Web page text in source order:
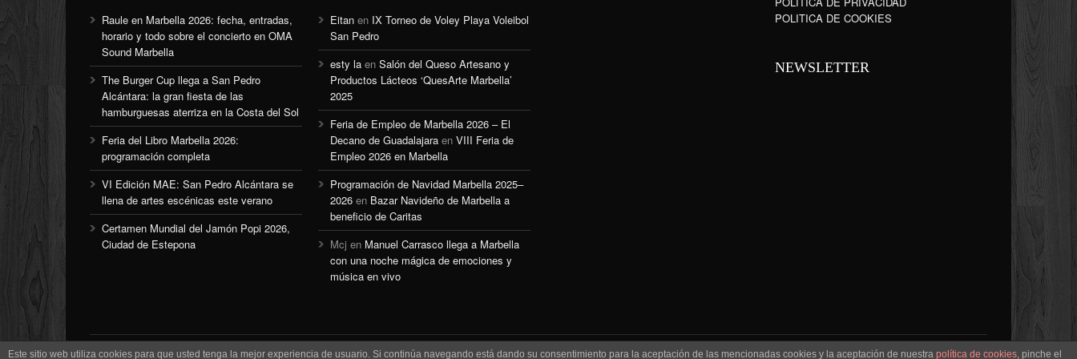
Raule en Marbella 2026: fecha, entradas,
horario y todo sobre el concierto en OMA
Sound Marbella
The Burger Cup llega a San Pedro
Alcántara: la gran fiesta de las
hamburguesas aterriza en la Costa del Sol
Feria del Libro Marbella 2026:
programación completa
VI Edición MAE: San Pedro Alcántara se
llena de artes escénicas este verano
Certamen Mundial del Jamón Popi 2026,
Ciudad de Estepona
Eitan en IX Torneo de Voley Playa Voleibol
San Pedro
esty la en Salón del Queso Artesano y
Productos Lácteos ‘QuesArte Marbella’
2025
Feria de Empleo de Marbella 2026 – El
Decano de Guadalajara en VIII Feria de
Empleo 2026 en Marbella
Programación de Navidad Marbella 2025–
2026 en Bazar Navideño de Marbella a
beneficio de Caritas
Mcj en Manuel Carrasco llega a Marbella
con una noche mágica de emociones y
música en vivo
POLITICA DE COOKIES
NEWSLETTER
Este sitio web utiliza cookies para que usted tenga la mejor experiencia de usuario. Si continúa navegando está dando su consentimiento para la aceptación de las mencionadas cookies y la aceptación de nuestra política de cookies, pinche el